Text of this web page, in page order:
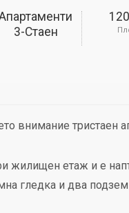
3-Стаен
внимание тристаен
жилищен етаж и е
гледка и два